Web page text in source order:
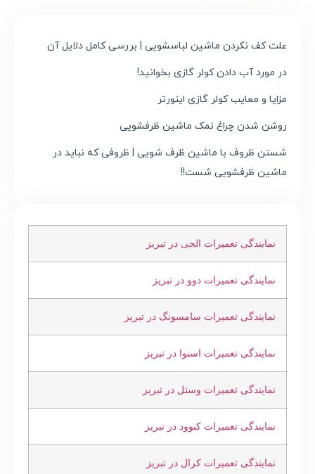
علت کف نکردن ماشین لباسشویی | بررسی کامل دلایل آن
در مورد آب دادن کولر گازی بخوانید!
مزایا و معایب کولر گازی اینورتر
روشن شدن چراغ نمک ماشین ظرفشویی
شستن ظروف با ماشین ظرف شویی | ظروفی که نباید در
ماشین ظرفشویی شست!!
نمایندگی تعمیرات الجی در تبریز
نمایندگی تعمیرات دوو در تبریز
نمایندگی تعمیرات سامسونگ در تبریز
نمایندگی تعمیرات اسنوا در تبریز
نمایندگی تعمیرات وستل در تبریز
نمایندگی تعمیرات کنوود در تبریز
نمایندگی تعمیرات کرال در تبریز